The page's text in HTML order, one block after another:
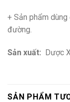
+ Sản phẩm
đường.
Sản xuất: Dược
SẢN PHẨM